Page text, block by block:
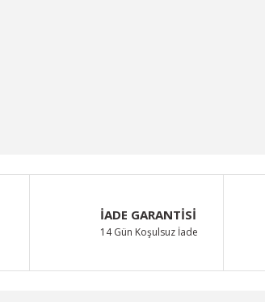
İADE GARANTİSİ
14 Gün Koşulsuz İade